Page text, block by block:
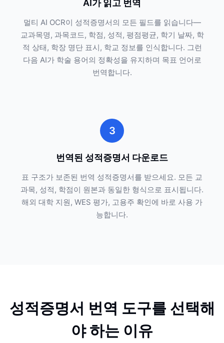
AI가 읽고 번역
멀티 AI OCR이 성적증명서의 모든 필드를 읽습니다—
교과목명, 과목코드, 학점, 성적, 평점평균, 학기 날짜, 학
적 상태, 학장 명단 표시, 학교 정보를 인식합니다. 그런
다음 AI가 학술 용어의 정확성을 유지하며 목표 언어로
번역합니다.
3
번역된 성적증명서 다운로드
표 구조가 보존된 번역 성적증명서를 받으세요. 모든 교
과목, 성적, 학점이 원본과 동일한 형식으로 표시됩니다.
해외 대학 지원, WES 평가, 고용주 확인에 바로 사용 가
능합니다.
성적증명서 번역 도구를 선택해
야 하는 이유